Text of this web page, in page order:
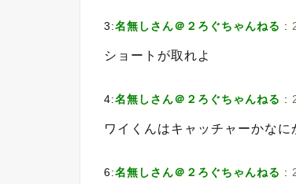
3:名無しさん＠２ろぐちゃんねる :
ショートが取れよ
4:名無しさん＠２ろぐちゃんねる :
ワイくんはキャッチャーかなに
6:名無しさん＠２ろぐちゃんねる :